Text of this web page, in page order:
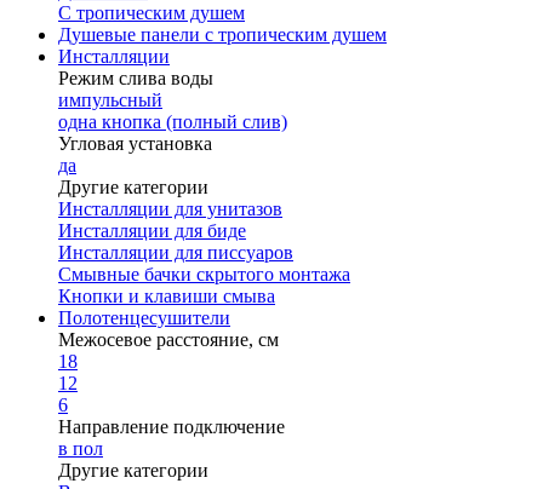
С тропическим душем
Душевые панели с тропическим душем
Инсталляции
Режим слива воды
импульсный
одна кнопка (полный слив)
Угловая установка
да
Другие категории
Инсталляции для унитазов
Инсталляции для биде
Инсталляции для писсуаров
Смывные бачки скрытого монтажа
Кнопки и клавиши смыва
Полотенцесушители
Межосевое расстояние, см
18
12
6
Направление подключение
в пол
Другие категории